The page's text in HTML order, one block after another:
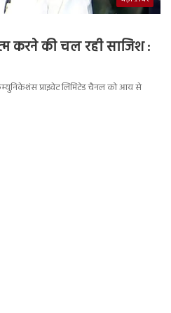
करने की चल रही साजिश :
प्राइवेट लिमिटेड चैनल को आय से